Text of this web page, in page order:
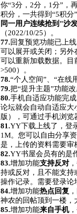
你“3分，2分，1分”，
积分，一共得到“5积分
同一用户连续抢到"沙
（2022/10/25）。
77.回复预览功能已上
可以展开或关闭；另外
可以重新加载数据。目
>500）。
78.“个人空间”、“在线
79.把“提升主题”功能
80.手机自适应功能完
论坛就会自动自适应大
版），可通过手机浏览
81.YY下载上线了，登
1M。您可以自由分享
是，上传的资料需要审
82.YY书屋会员有的是
83.增加功能支持反对
持或反对，且不能支持
操作记录。需要登录论
84.增加功能热点回复
神农的回帖顶到一楼，
85.增加功能来自手机